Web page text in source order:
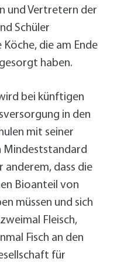
und Vertretern der
Schüler
die am Ende
haben.
bei künftigen
in den
mit seiner
Mindeststandard
anderem, dass die
Bioanteil von
müssen und sich
Fleisch,
Fisch an den
für